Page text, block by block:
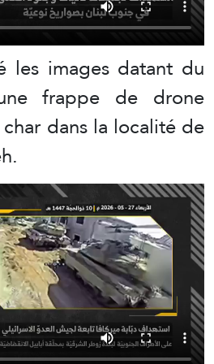
les images datant du
frappe de drone
dans la localité de